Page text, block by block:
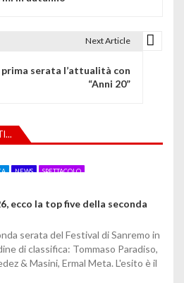
Next Article
serata l’attualità con
“Anni 20”
NEWS SPETTACOLO
ecco la top five della seconda
serata del Festival di Sanremo in
di classifica: Tommaso Paradiso,
& Masini, Ermal Meta. L'esito è il